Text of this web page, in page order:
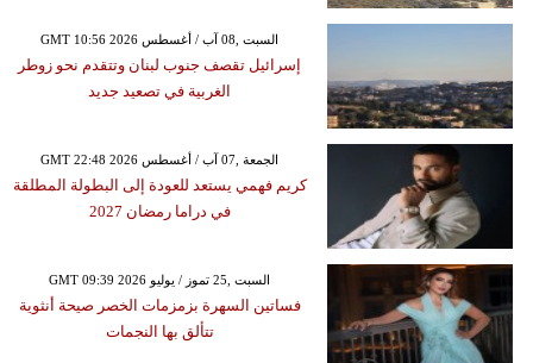
GMT 10:56 2026 السبت ,08 آب / أغسطس
إسرائيل تقصف جنوب لبنان وتتقدم نحو زوطر
الغربية في تصعيد جديد
GMT 22:48 2026 الجمعة ,07 آب / أغسطس
كريم فهمي يستعد للعودة إلى البطولة المطلقة
في دراما رمضان 2027
GMT 09:39 2026 السبت ,25 تموز / يوليو
فساتين السهرة بزمزمات الخصر صيحة أنثوية
تتألق بها النجمات